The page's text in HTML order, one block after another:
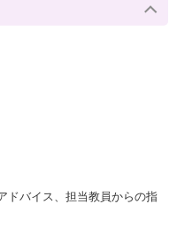
ドバイス、担当教員からの指